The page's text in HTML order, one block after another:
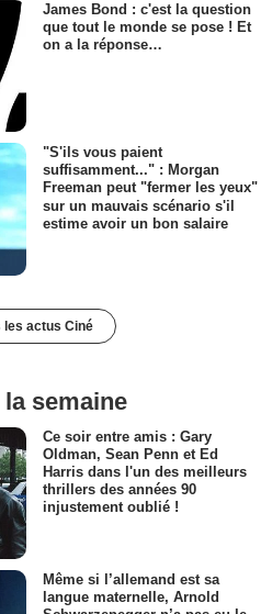
James Bond : c'est la question
que tout le monde se pose ! Et
on a la réponse…
"S'ils vous paient
suffisamment..." : Morgan
Freeman peut "fermer les yeux"
sur un mauvais scénario s'il
estime avoir un bon salaire
les actus Ciné
semaine
Ce soir entre amis : Gary
Oldman, Sean Penn et Ed
Harris dans l'un des meilleurs
thrillers des années 90
injustement oublié !
Même si l’allemand est sa
langue maternelle, Arnold